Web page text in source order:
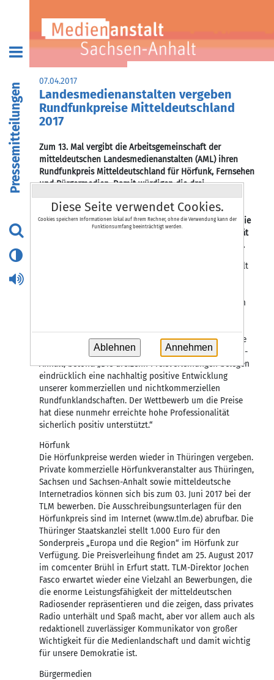
Pressemitteilungen
07.04.2017
Landesmedienanstalten vergeben
Rundfunkpreise Mitteldeutschland
2017
Zum 13. Mal vergibt die Arbeitsgemeinschaft der
mitteldeutschen Landesmedienanstalten (AML) ihren
Rundfunkpreis Mitteldeutschland für Hörfunk, Fernsehen
und Bürgermedien. Damit würdigen die drei
mitteldeutschen Landesmedienanstalten jährlich den
Ideenreichtum der kommerziellen und
nichtkommerziellen Rundfunkproduzenten/innen sowie
ihre engagierte Berichterstattung und die hohe Qualität
ihrer in den drei Bundesländern produzierten Beiträge.
In der AML arbeiten die Thüringer Landesmedienanstalt
neue Medien (SLM) zusammen. Sie loben Preisgelder in
Thema „Europa und die Region“ bereit. Der amtierende
AML-Vorsitzende, Martin Heine, Medienanstalt Sachsen-
Anhalt, betont: „Die dreizehn Preisverleihungen belegen
eindrücklich eine nachhaltig positive Entwicklung
unserer kommerziellen und nichtkommerziellen
Rundfunklandschaften. Der Wettbewerb um die Preise
hat diese nunmehr erreichte hohe Professionalität
sicherlich positiv unterstützt.“
Hörfunk
Die Hörfunkpreise werden wieder in Thüringen vergeben.
Private kommerzielle Hörfunkveranstalter aus Thüringen,
Sachsen und Sachsen-Anhalt sowie mitteldeutsche
Internetradios können sich bis zum 03. Juni 2017 bei der
TLM bewerben. Die Ausschreibungsunterlagen für den
Hörfunkpreis sind im Internet (www.tlm.de) abrufbar. Die
Thüringer Staatskanzlei stellt 1.000 Euro für den
Sonderpreis „Europa und die Region“ im Hörfunk zur
Verfügung. Die Preisverleihung findet am 25. August 2017
im comcenter Brühl in Erfurt statt. TLM-Direktor Jochen
Fasco erwartet wieder eine Vielzahl an Bewerbungen, die
die enorme Leistungsfähigkeit der mitteldeutschen
Radiosender repräsentieren und die zeigen, dass privates
Radio unterhält und Spaß macht, aber vor allem auch als
redaktionell zuverlässiger Kommunikator von großer
Wichtigkeit für die Medienlandschaft und damit wichtig
für unsere Demokratie ist.
Bürgermedien
Diese Seite verwendet Cookies.
Cookies speichern Informationen lokal auf Ihrem Rechner, ohne die Verwendung kann der
Funktionsumfang beeinträchtigt werden.
Annehmen
Ablehnen